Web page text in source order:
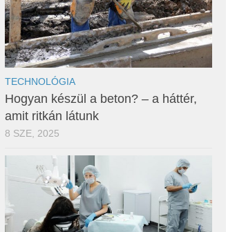
TECHNOLÓGIA
Hogyan készül a beton? – a háttér,
amit ritkán látunk
8 SZE, 2025